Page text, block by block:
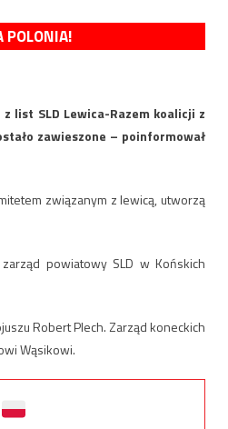
POLONIA!
list SLD Lewica-Razem koalicji z
zawieszone – poinformował
związanym z lewicą, utworzą
powiatowy SLD w Końskich
Robert Plech. Zarząd koneckich
Wąsikowi.